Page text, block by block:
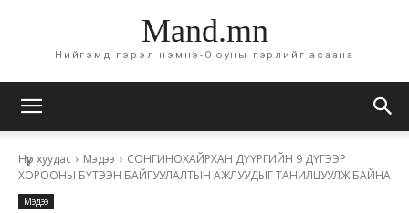
Mand.mn
Нийгэмд гэрэл нэмнэ-Оюуны гэрлийг асаана
Нүүр хуудас Мэдээ
СОНГИНОХАЙРХАН ДҮҮРГИЙН 9 ДҮГЭЭР
ХОРООНЫ БҮТЭЭН БАЙГУУЛАЛТЫН АЖЛУУДЫГ ТАНИЛЦУУЛЖ БАЙНА
Мэдээ